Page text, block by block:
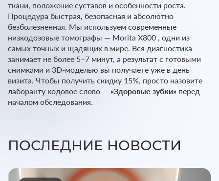
ткани, положение суставов и особенности роста.
Процедура быстрая, безопасная и абсолютно
безболезненная. Мы используем современные
низкодозовые томографы — Morita X800 , одни из
самых точных и щадящих в мире. Вся диагностика
занимает не более 5–7 минут, а результат с готовыми
снимками и 3D-моделью вы получаете уже в день
визита. Чтобы получить скидку 15%, просто назовите
лаборанту кодовое слово — «Здоровые зубки» перед
началом обследования.
ПОСЛЕДНИЕ НОВОСТИ